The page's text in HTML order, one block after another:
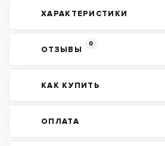
ХАРАКТЕРИСТИКИ
ОТЗЫВЫ
0
КАК КУПИТЬ
ОПЛАТА